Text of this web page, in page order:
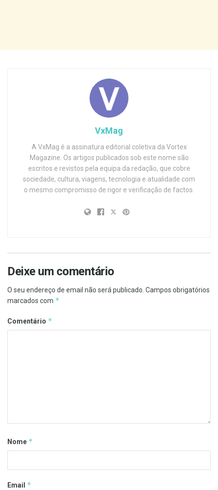
VxMag
A VxMag é a assinatura editorial coletiva da Vortex
Magazine. Os artigos publicados sob este nome são
escritos e revistos pela equipa da redação, que cobre
sociedade, cultura, viagens, tecnologia e atualidade com
o mesmo compromisso de rigor e verificação de factos.
Deixe um comentário
O seu endereço de email não será publicado. Campos obrigatórios
marcados com *
Comentário *
Nome *
Email *